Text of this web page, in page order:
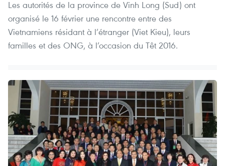
Les autorités de la province de Vinh Long (Sud) ont
organisé le 16 février une rencontre entre des
Vietnamiens résidant à l’étranger (Viet Kieu), leurs
familles et des ONG, à l’occasion du Têt 2016.